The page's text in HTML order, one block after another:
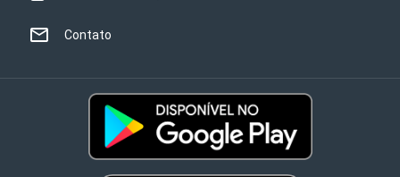
Contato